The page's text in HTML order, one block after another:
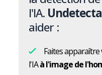
l'IA.
aider :
Faites
l'IAà l'image de